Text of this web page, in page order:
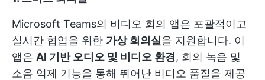
Microsoft Teams의 비디오 회의 앱은 포괄적이고
실시간 협업을 위한 가상 회의실 을 지원합니다. 이
앱은 AI 기반 오디오 및 비디오 환경, 회의 녹음 및
소음 억제 기능을 통해 뛰어난 비디오 품질을 제공